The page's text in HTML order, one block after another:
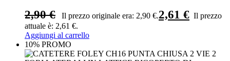
2,90€ Il prezzo originale era: 2,90 €.2,61 € Il prezzo
attuale è: 2,61 €.
Aggiungi al carrello
10% PROMO